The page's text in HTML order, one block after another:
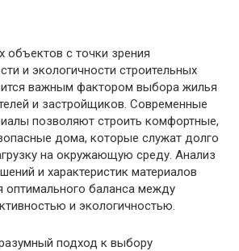
объектов с точки зрения
и экологичности строительных
важным фактором выбора жилья
и застройщиков. Современные
позволяют строить комфортные,
дома, которые служат долго
на окружающую среду. Анализ
и характеристик материалов
оптимального баланса между
и экологичностью.
подход к выбору